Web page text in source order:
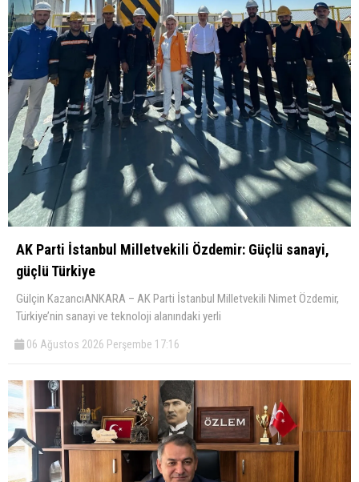
AK Parti İstanbul Milletvekili Özdemir: Güçlü sanayi,
güçlü Türkiye
Gülçin KazancıANKARA – AK Parti İstanbul Milletvekili Nimet Özdemir,
Türkiye’nin sanayi ve teknoloji alanındaki yerli
06 Ağustos 2026 Perşembe 17:16